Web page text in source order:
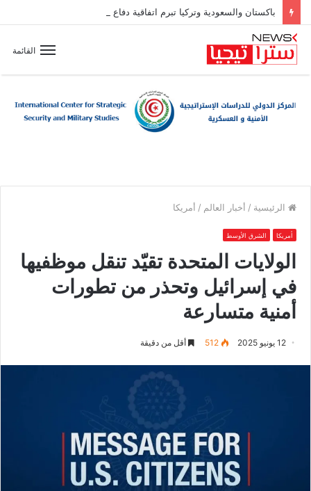
باكستان والسعودية وتركيا تبرم اتفاقية دفاع مشترك
القائمة
الرئيسية / أخبار العالم / أمريكا
أمريكا الشرق الأوسط
الولايات المتحدة تقيّد تنقل موظفيها
في إسرائيل وتحذر من تطورات
أمنية متسارعة
12 يونيو 2025 512 أقل من دقيقة